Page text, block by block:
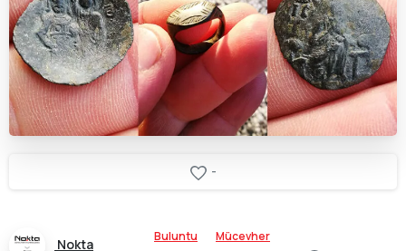
-
Nokta
Buluntu
Mücevher